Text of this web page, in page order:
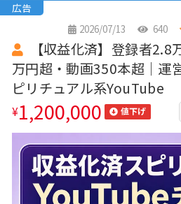
広告
2026/07/13
640
【収益化済】登録者
万円超・動画350本超｜運
ピリチュアル系YouTube
¥1,200,000 値下げ